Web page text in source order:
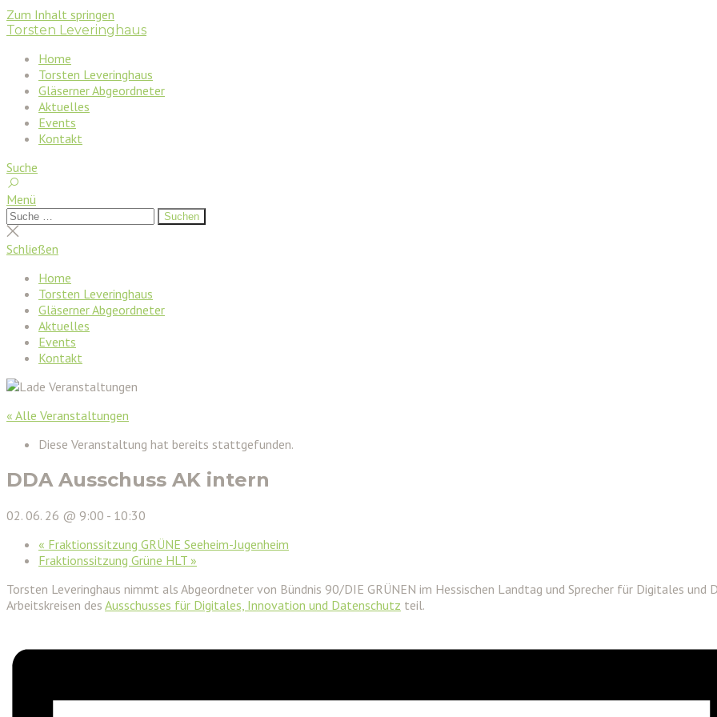
Zum Inhalt springen
Torsten Leveringhaus
Home
Torsten Leveringhaus
Gläserner Abgeordneter
Aktuelles
Events
Kontakt
Suche
Menü
Suchen
nach:
Suchen
Suche
schließen
Schließen
Home
Torsten Leveringhaus
Gläserner Abgeordneter
Aktuelles
Events
Kontakt
« Alle Veranstaltungen
Diese Veranstaltung hat bereits stattgefunden.
DDA Ausschuss AK intern
02. 06. 26 @ 9:00 - 10:30
« Fraktionssitzung GRÜNE Seeheim-Jugenheim
Fraktionssitzung Grüne HLT »
Torsten Leveringhaus nimmt als Abgeordneter von Bündnis 90/DIE GRÜNEN im Hessischen Landtag und Sprecher für Digitales und
Arbeitskreisen des Ausschusses für Digitales, Innovation und Datenschutz teil.